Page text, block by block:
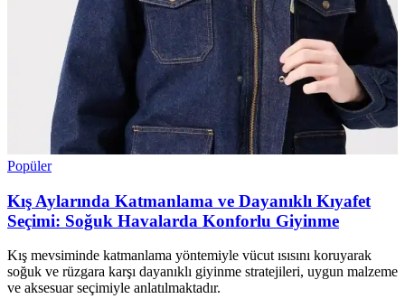
Popüler
Kış Aylarında Katmanlama ve Dayanıklı Kıyafet
Seçimi: Soğuk Havalarda Konforlu Giyinme
Kış mevsiminde katmanlama yöntemiyle vücut ısısını koruyarak
soğuk ve rüzgara karşı dayanıklı giyinme stratejileri, uygun malzeme
ve aksesuar seçimiyle anlatılmaktadır.